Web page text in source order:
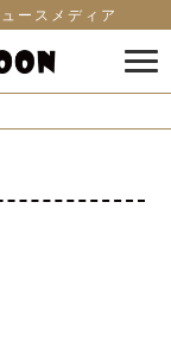
ースメディア